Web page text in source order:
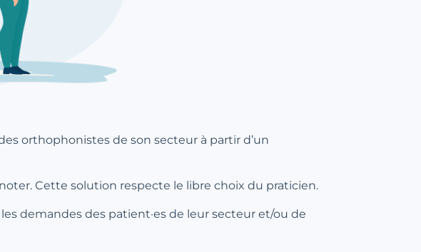
orthophonistes de son secteur à partir d’un
Cette solution respecte le libre choix du praticien.
demandes des patient·es de leur secteur et/ou de